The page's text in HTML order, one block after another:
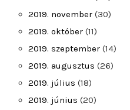
2019. november (30)
2019. október (11)
2019. szeptember (14)
2019. augusztus (26)
2019. július (18)
2019. június (20)